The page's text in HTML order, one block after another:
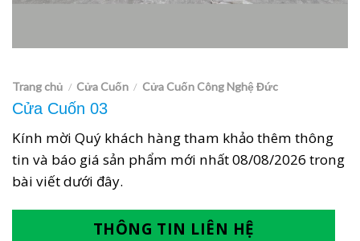
Trang chủ / Cửa Cuốn / Cửa Cuốn Công Nghệ Đức
Cửa Cuốn 03
Kính mời Quý khách hàng tham khảo thêm thông
tin và báo giá sản phẩm mới nhất08/08/2026 trong
bài viết dưới đây.
THÔNG TIN LIÊN HỆ